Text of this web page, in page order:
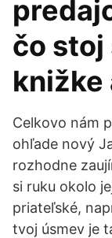
čo stoj
knižke
Celkovo nám
ohľade nový
rozhodne
si ruku okolo
priateľské,
tvoj úsmev je